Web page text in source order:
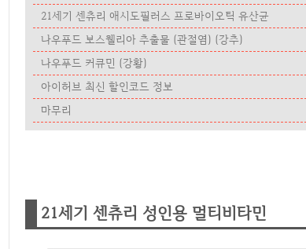
21세기 센츄리 애시도필러스 프로바이오틱 유산균
나우푸드 보스웰리아 추출물 (관절염) (강추)
나우푸드 커큐민 (강황)
아이허브 최신 할인코드 정보
마무리
21세기 센츄리 성인용 멀티비타민